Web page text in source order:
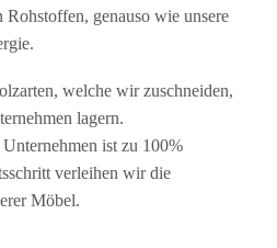
genauso wie unsere
welche wir zuschneiden,
lagern.
ist zu 100%
verleihen wir die
Möbel.